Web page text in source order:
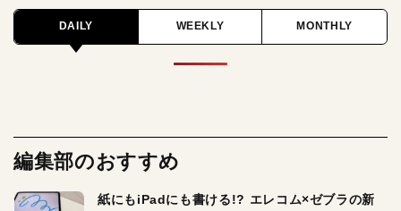
DAILY WEEKLY MONTHLY
編集部のおすすめ
紙にもiPadにも書ける!? エレコム×ゼブラの新